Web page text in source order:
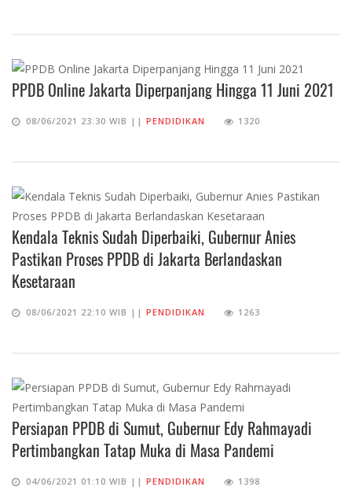
PPDB Online Jakarta Diperpanjang Hingga 11 Juni 2021
08/06/2021 23:30 WIB || PENDIDIKAN 1320
Kendala Teknis Sudah Diperbaiki, Gubernur Anies
Pastikan Proses PPDB di Jakarta Berlandaskan
Kesetaraan
08/06/2021 22:10 WIB || PENDIDIKAN 1263
Persiapan PPDB di Sumut, Gubernur Edy Rahmayadi
Pertimbangkan Tatap Muka di Masa Pandemi
04/06/2021 01:10 WIB || PENDIDIKAN 1398